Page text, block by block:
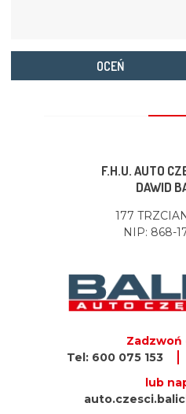
OCEŃ
F.H.U. AUTO
DAWID
177
NIP: 868-
Zadzwoń
Tel: 600 075 153
lub